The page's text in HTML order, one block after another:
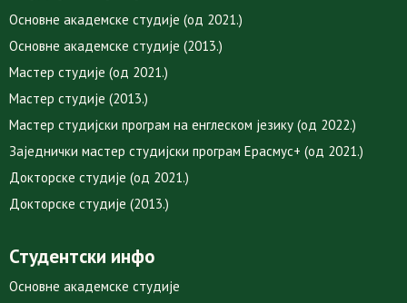
Основне академске студије (од 2021.)
Основне академске студије (2013.)
Мастер студије (од 2021.)
Мастер студије (2013.)
Мастер студијски програм на енглеском језику (од 2022.)
Заједнички мастер студијски програм Ерасмус+ (од 2021.)
Докторске студије (од 2021.)
Докторске студије (2013.)
Студентски инфо
Основне академске студије